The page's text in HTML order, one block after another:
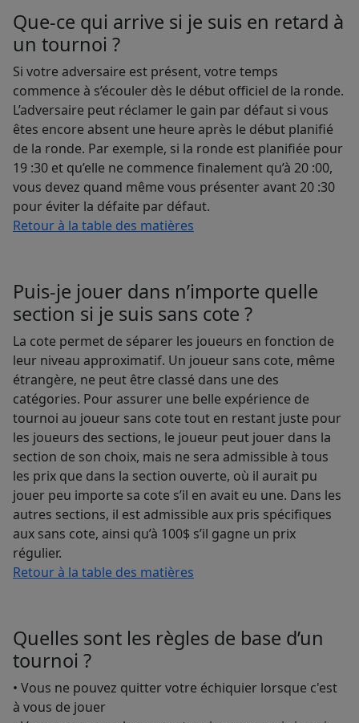
Que-ce qui arrive si je suis en retard à
un tournoi ?
Si votre adversaire est présent, votre temps
commence à s’écouler dès le début officiel de la ronde.
L’adversaire peut réclamer le gain par défaut si vous
êtes encore absent une heure après le début planifié
de la ronde. Par exemple, si la ronde est planifiée pour
19 :30 et qu’elle ne commence finalement qu’à 20 :00,
vous devez quand même vous présenter avant 20 :30
pour éviter la défaite par défaut.
Retour à la table des matières
Puis-je jouer dans n’importe quelle
section si je suis sans cote ?
La cote permet de séparer les joueurs en fonction de
leur niveau approximatif. Un joueur sans cote, même
étrangère, ne peut être classé dans une des
catégories. Pour assurer une belle expérience de
tournoi au joueur sans cote tout en restant juste pour
les joueurs des sections, le joueur peut jouer dans la
section de son choix, mais ne sera admissible à tous
les prix que dans la section ouverte, où il aurait pu
jouer peu importe sa cote s’il en avait eu une. Dans les
autres sections, il est admissible aux pris spécifiques
aux sans cote, ainsi qu’à 100$ s’il gagne un prix
régulier.
Retour à la table des matières
Quelles sont les règles de base d’un
tournoi ?
• Vous ne pouvez quitter votre échiquier lorsque c'est
à vous de jouer